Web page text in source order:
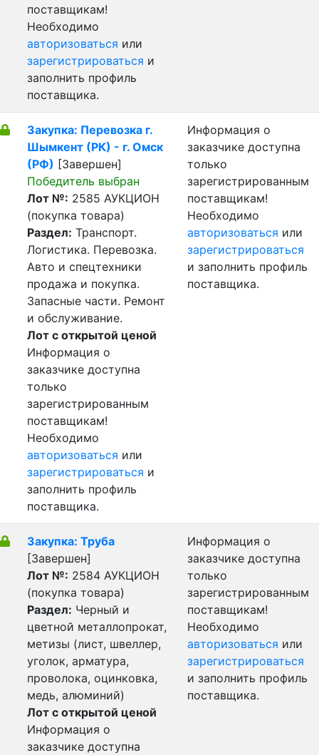
поставщикам!
Необходимо
авторизоваться или
зарегистрироваться и
заполнить профиль
поставщика.
Закупка: Перевозка г.
Шымкент (РК) - г. Омск
(РФ) [Завершен]
Победитель выбран
Лот №: 2585 АУКЦИОН
(покупка товара)
Раздел: Транспорт.
Логистика. Перевозка.
Авто и спецтехники
продажа и покупка.
Запасные части. Ремонт
и обслуживание.
Лот с открытой ценой
Информация о
заказчике доступна
только
зарегистрированным
поставщикам!
Необходимо
авторизоваться или
зарегистрироваться и
заполнить профиль
поставщика.
Информация о
заказчике доступна
только
зарегистрированным
поставщикам!
Необходимо
авторизоваться или
зарегистрироваться
и заполнить профиль
поставщика.
Закупка: Труба
[Завершен]
Лот №: 2584 АУКЦИОН
(покупка товара)
Раздел: Черный и
цветной металлопрокат,
метизы (лист, швеллер,
уголок, арматура,
проволока, оцинковка,
медь, алюминий)
Лот с открытой ценой
Информация о
заказчике доступна
Информация о
заказчике доступна
только
зарегистрированным
поставщикам!
Необходимо
авторизоваться или
зарегистрироваться
и заполнить профиль
поставщика.